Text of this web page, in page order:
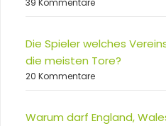
39 Kommentare
Die Spieler welches
die meisten Tore?
20 Kommentare
Warum darf England,